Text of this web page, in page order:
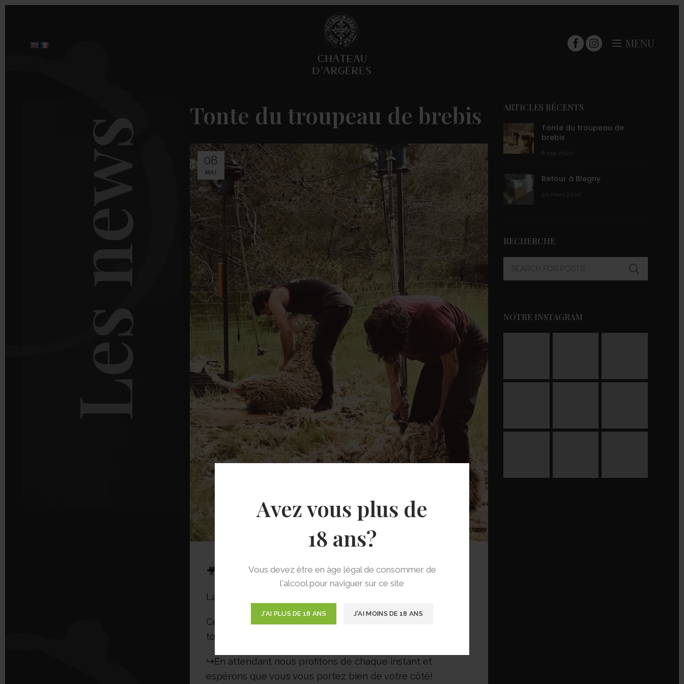
Avez vous plus de
18 ans?
Vous devez être en âge légal de consommer de
l'alcool pour naviguer sur ce site
J'AI PLUS DE 18 ANS J'AI MOINS DE 18 ANS
MENU
Les news
Tonte du troupeau de brebis
08
MAI
🎥EXCLUSIVITÉ ⏳🐑🐏🐏
La saison en estive n’est plus si loin que ça..
Cette année nous avons le bonheur de vivre en direct la
tonte du troupeau de brebis!
↪️En attendant nous profitons de chaque instant et
espérons que vous vous portez bien de votre côté!
ARTICLES RÉCENTS
Tonte du troupeau de
brebis
8 mai 2020
Retour à Blegny
20 mars 2020
RECHERCHE
NOTRE INSTAGRAM